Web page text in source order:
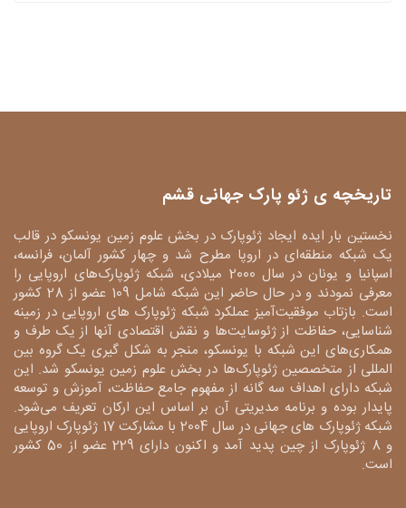
تاریخچه ی ژئو پارک جهانی قشم
نخستین بار ایده ایجاد ژئوپارک در بخش علوم زمین یونسکو در قالب
یک شبکه منطقه‌ای در اروپا مطرح شد و چهار کشور آلمان، فرانسه،
اسپانیا و یونان در سال 2000 میلادی، شبکه ژئوپارک‌های اروپایی را
معرفی نمودند و در حال حاضر این شبکه شامل 109 عضو از 28 کشور
است. بازتاب موفقیت‌آمیز عملکرد شبکه ژئوپارک های اروپایی در زمینه
شناسایی، حفاظت از ژئوسایت‌ها و نقش اقتصادی آنها از یک طرف و
همکاری‌های این شبکه با یونسکو، منجر به شکل گیری یک گروه بین
المللی از متخصصین ژئوپارک‌ها در بخش علوم زمین یونسکو شد. این
شبکه دارای اهداف سه گانه از مفهوم جامع حفاظت، آموزش و توسعه
پایدار بوده و برنامه مدیریتی آن بر اساس این ارکان تعریف می‌شود.
شبکه ژئوپارک های جهانی در سال 2004 با مشارکت 17 ژئوپارک اروپایی
و 8 ژئوپارک از چین پدید آمد و اکنون دارای 229 عضو از 50 کشور
است.